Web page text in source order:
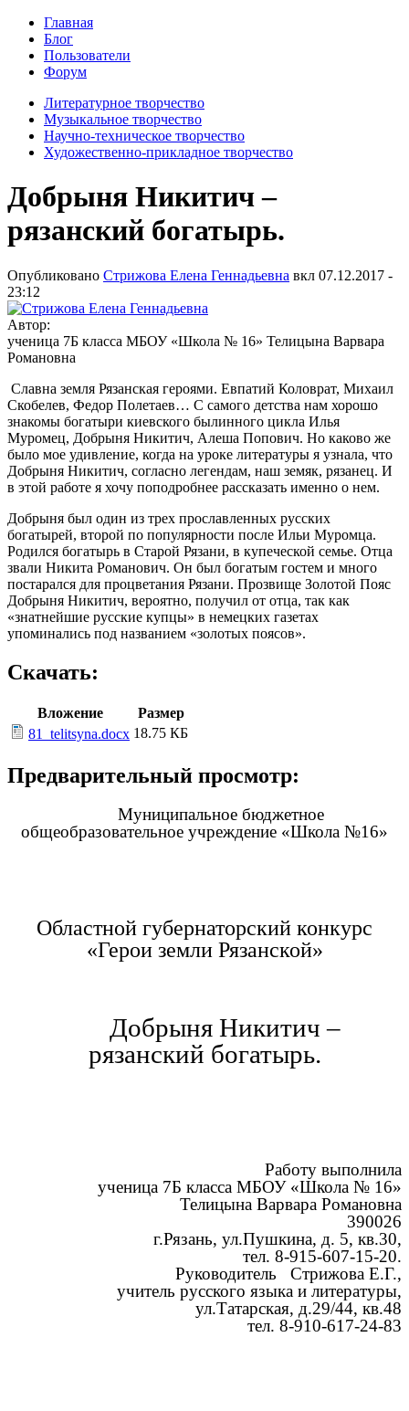
Главная
Блог
Пользователи
Форум
Литературное творчество
Музыкальное творчество
Научно-техническое творчество
Художественно-прикладное творчество
Добрыня Никитич –
рязанский богатырь.
Опубликовано Стрижова Елена Геннадьевна вкл 07.12.2017 -
23:12
Автор:
ученица 7Б класса МБОУ «Школа № 16» Телицына Варвара
Романовна
Славна земля Рязанская героями. Евпатий Коловрат, Михаил
Скобелев, Федор Полетаев… С самого детства нам хорошо
знакомы богатыри киевского былинного цикла Илья
Муромец, Добрыня Никитич, Алеша Попович. Но каково же
было мое удивление, когда на уроке литературы я узнала, что
Добрыня Никитич, согласно легендам, наш земяк, рязанец. И
в этой работе я хочу поподробнее рассказать именно о нем.
Добрыня был один из трех прославленных русских
богатырей, второй по популярности после Ильи Муромца.
Родился богатырь в Старой Рязани, в купеческой семье. Отца
звали Никита Романович. Он был богатым гостем и много
постарался для процветания Рязани. Прозвище Золотой Пояс
Добрыня Никитич, вероятно, получил от отца, так как
«знатнейшие русские купцы» в немецких газетах
упоминались под названием «золотых поясов».
Скачать:
Вложение
Размер
81_telitsyna.docx 18.75 КБ
Предварительный просмотр:
Муниципальное бюджетное
общеобразовательное учреждение «Школа №16»
Областной губернаторский конкурс
«Герои земли Рязанской»
Добрыня Никитич –
рязанский богатырь.
Работу выполнила
ученица 7Б класса МБОУ «Школа № 16»
Телицына Варвара Романовна
390026
г.Рязань, ул.Пушкина, д. 5, кв.30,
тел. 8-915-607-15-20.
Руководитель Стрижова Е.Г.,
учитель русского языка и литературы,
ул.Татарская, д.29/44, кв.48
тел. 8-910-617-24-83